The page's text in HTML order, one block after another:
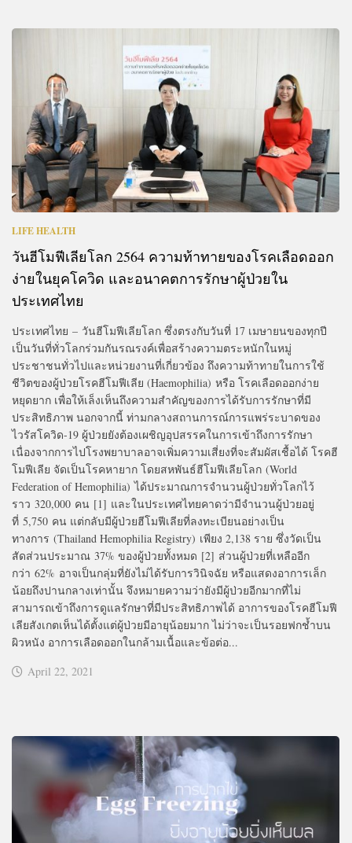
LIFE HEALTH
วันฮีโมฟีเลียโลก 2564 ความท้าทายของโรคเลือดออก
ง่ายในยุคโควิด และอนาคตการรักษาผู้ป่วยใน
ประเทศไทย
ประเทศไทย – วันฮีโมฟีเลียโลก ซึ่งตรงกับวันที่ 17 เมษายนของทุกปี
เป็นวันที่ทั่วโลกร่วมกันรณรงค์เพื่อสร้างความตระหนักในหมู่
ประชาชนทั่วไปและหน่วยงานที่เกี่ยวข้อง ถึงความท้าทายในการใช้
ชีวิตของผู้ป่วยโรคฮีโมฟีเลีย (Haemophilia) หรือ โรคเลือดออกง่าย
หยุดยาก เพื่อให้เล็งเห็นถึงความสำคัญของการได้รับการรักษาที่มี
ประสิทธิภาพ นอกจากนี้ ท่ามกลางสถานการณ์การแพร่ระบาดของ
ไวรัสโควิด-19 ผู้ป่วยยังต้องเผชิญอุปสรรคในการเข้าถึงการรักษา
เนื่องจากการไปโรงพยาบาลอาจเพิ่มความเสี่ยงที่จะสัมผัสเชื้อได้ โรคฮี
โมฟีเลีย จัดเป็นโรคหายาก โดยสหพันธ์ฮีโมฟีเลียโลก (World
Federation of Hemophilia) ได้ประมาณการจำนวนผู้ป่วยทั่วโลกไว้
ราว 320,000 คน [1] และในประเทศไทยคาดว่ามีจำนวนผู้ป่วยอยู่
ที่ 5,750 คน แต่กลับมีผู้ป่วยฮีโมฟีเลียที่ลงทะเบียนอย่างเป็น
ทางการ (Thailand Hemophilia Registry) เพียง 2,138 ราย ซึ่งวัดเป็น
สัดส่วนประมาณ 37% ของผู้ป่วยทั้งหมด [2] ส่วนผู้ป่วยที่เหลืออีก
กว่า 62% อาจเป็นกลุ่มที่ยังไม่ได้รับการวินิจฉัย หรือแสดงอาการเล็ก
น้อยถึงปานกลางเท่านั้น จึงหมายความว่ายังมีผู้ป่วยอีกมากที่ไม่
สามารถเข้าถึงการดูแลรักษาที่มีประสิทธิภาพได้ อาการของโรคฮีโมฟี
เลียสังเกตเห็นได้ตั้งแต่ผู้ป่วยมีอายุน้อยมาก ไม่ว่าจะเป็นรอยฟกช้ำบน
ผิวหนัง อาการเลือดออกในกล้ามเนื้อและข้อต่อ...
April 22, 2021